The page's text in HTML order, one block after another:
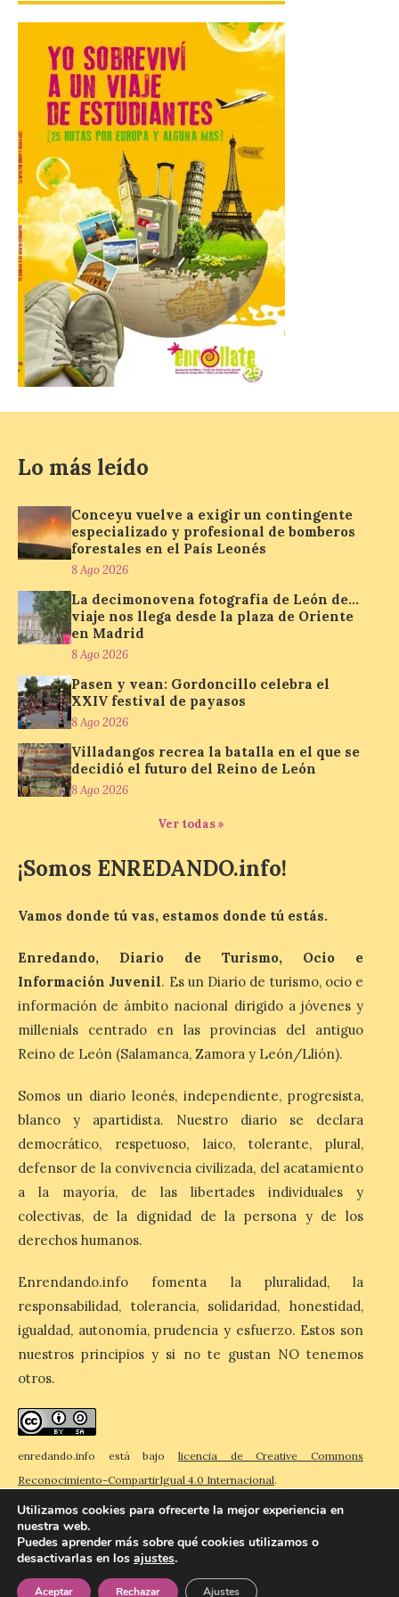
Gijon prohíbe el baño en
San Lorenzo, Poniente y
Arbeyal el día del eclipse a
partir de las 19.00 horas.
8 Ago 2026
Incide en que el eclipse se
verá desde múltiples
puntos de la ciudad, por lo
que no será necesario
desplazarse y se
recomienda no acudir a Gijón/Xixón en
coche ni usarlo ese día. Los accesos a
la Campa Torres y La […]
La decimonovena
fotografía de León de…
8 Ago 2026
Nueva edición de León
de…viaje. Una iniciativa
organizado por la sección
juvenil de la Asociación
Conceyu País Llionés y el Diario de
Turismo, Ocio e Información para
jóvenes “Enredando.info”. Pilar Aller Aller
nos envía la décimo […]
Los minerales y sus usos
más comunes centran la
nueva exposición del
Museo de la Siderurgia y
la Minería de Sabero
La exposición que se
media de la mañana,
minerales, rocas y fósiles de Castilla y
León’, podrá visitarse hasta finales del
mes de noviembre, con […]
La Bañeza inicia sus
fiestas con el pregón a
cargo de Arturo Martínez
Matilla
8 Ago 2026
El Ayuntamiento de La
Martínez Matilla como
pregonero de las Fiestas
2026. Tendrá lugar este
teatro municipal de La Bañeza. El
comunicador astorgano Arturo Martínez
Matilla, […]
La I Feria de la Cerveza
arranca con una gran
acogida del público
8 Ago 2026
La inauguración contó
con la presencia del
alcalde de Astorga, José
Luis Nieto, que se acercó
hasta la feria acompañado
Lo más leído
Conceyu vuelve a exigir un contingente
especializado y profesional de bomberos
forestales en el País Leonés
8 Ago 2026
La decimonovena fotografía de León de…
viaje nos llega desde la plaza de Oriente
en Madrid
8 Ago 2026
Pasen y vean: Gordoncillo celebra el
XXIV festival de payasos
8 Ago 2026
Villadangos recrea la batalla en el que se
decidió el futuro del Reino de León
8 Ago 2026
Ver todas »
¡Somos ENREDANDO.info!
Vamos donde tú vas, estamos donde tú estás.
Enredando, Diario de Turismo, Ocio e
Información Juvenil. Es un Diario de turismo, ocio e
información de ámbito nacional dirigido a jóvenes y
millenials centrado en las provincias del antiguo
Reino de León (Salamanca, Zamora y León/Llión).
Somos un diario leonés, independiente, progresista,
blanco y apartidista. Nuestro diario se declara
democrático, respetuoso, laico, tolerante, plural,
defensor de la convivencia civilizada, del acatamiento
a la mayoría, de las libertades individuales y
colectivas, de la dignidad de la persona y de los
derechos humanos.
Enrendando.info fomenta la pluralidad, la
responsabilidad, tolerancia, solidaridad, honestidad,
igualdad, autonomía, prudencia y esfuerzo. Estos son
nuestros principios y si no te gustan NO tenemos
otros.
enredando.info está bajo licencia de Creative Commons
Reconocimiento-CompartirIgual 4.0 Internacional.
© 2026 Enredando Política de privacidad
Utilizamos cookies para ofrecerte la mejor experiencia en
nuestra web.
Puedes aprender más sobre qué cookies utilizamos o
desactivarlas en los ajustes.
Aceptar Rechazar Ajustes